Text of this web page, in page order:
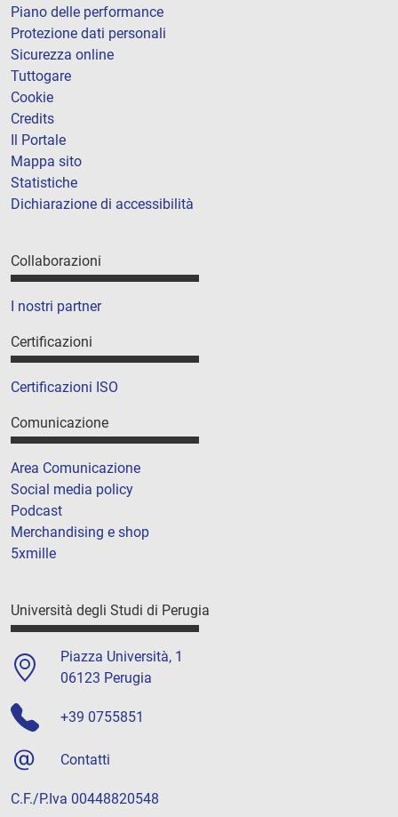
Piano delle performance
Protezione dati personali
Sicurezza online
Tuttogare
Cookie
Credits
Il Portale
Mappa sito
Statistiche
Dichiarazione di accessibilità
Collaborazioni
I nostri partner
Certificazioni
Certificazioni ISO
Comunicazione
Area Comunicazione
Social media policy
Podcast
Merchandising e shop
5xmille
Università degli Studi di Perugia
Piazza Università, 1
06123 Perugia
+39 0755851
Contatti
C.F./P.Iva 00448820548